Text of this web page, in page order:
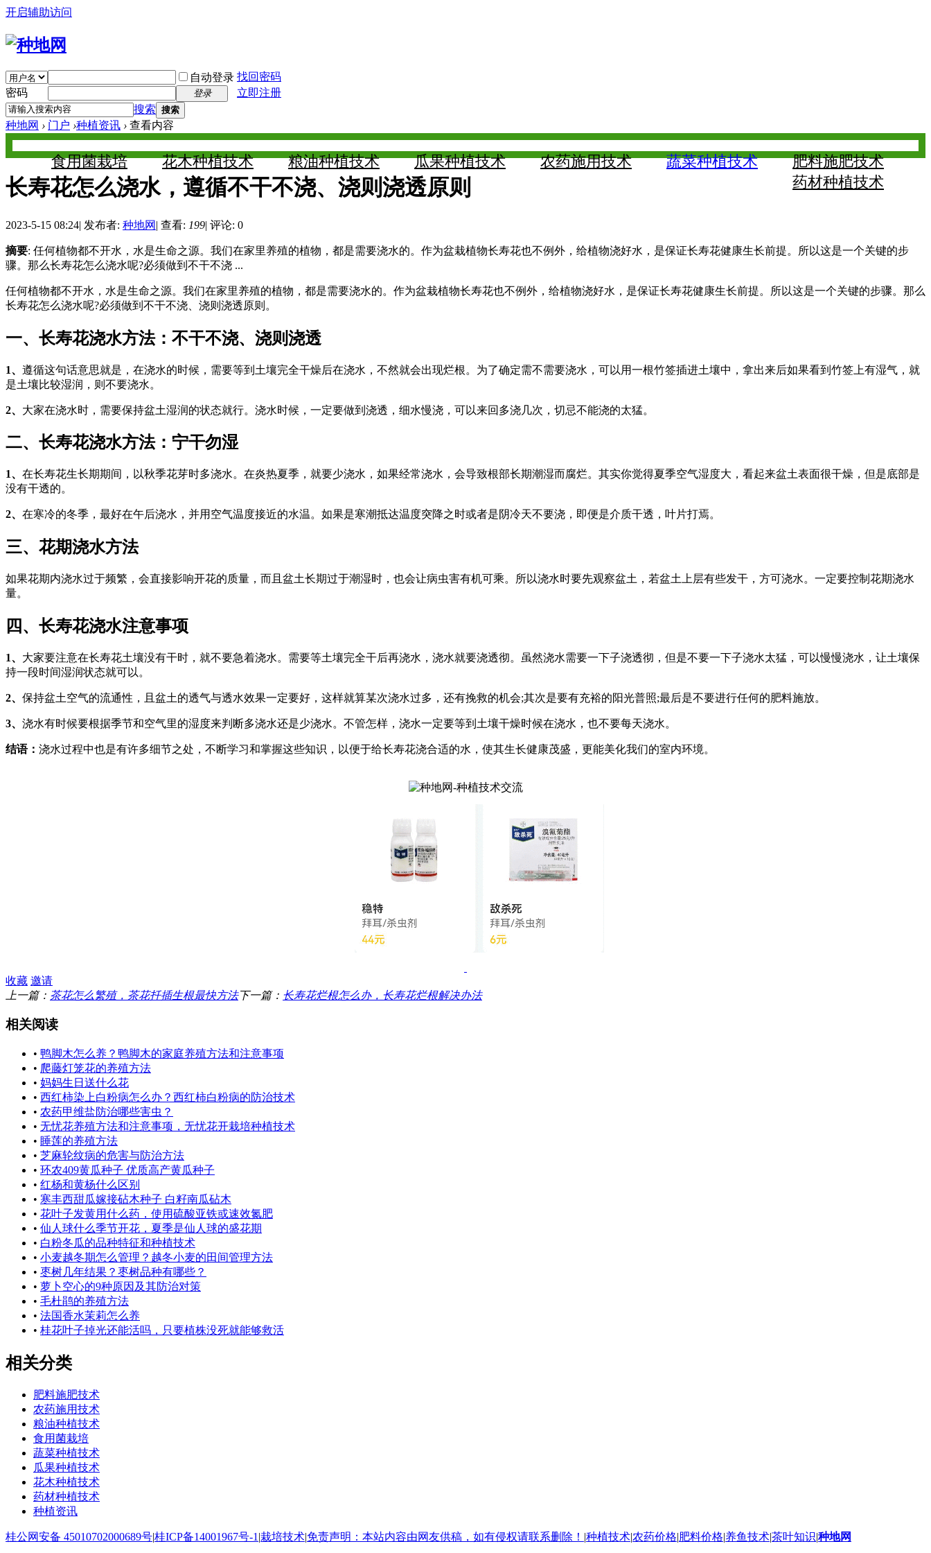
开启辅助访问
自动登录 找回密码
密码
登录
立即注册
搜索 搜索
种地网 › 门户 ›种植资讯 › 查看内容
肥料施肥技术
蔬菜种植技术
农药施用技术
瓜果种植技术
粮油种植技术
花木种植技术
食用菌栽培
药材种植技术
长寿花怎么浇水，遵循不干不浇、浇则浇透原则
2023-5-15 08:24| 发布者: 种地网 | 查看: 199| 评论: 0
摘要: 任何植物都不开水，水是生命之源。我们在家里养殖的植物，都是需要浇水的。作为盆栽植物长寿花也不例外，给植物浇好水，是保证长寿花健康生长前提。所以这是一个关键的步
骤。那么长寿花怎么浇水呢?必须做到不干不浇 ...
任何植物都不开水，水是生命之源。我们在家里养殖的植物，都是需要浇水的。作为盆栽植物长寿花也不例外，给植物浇好水，是保证长寿花健康生长前提。所以这是一个关键的步骤。那么
长寿花怎么浇水呢?必须做到不干不浇、浇则浇透原则。
一、长寿花浇水方法：不干不浇、浇则浇透
1、 遵循这句话意思就是，在浇水的时候，需要等到土壤完全干燥后在浇水，不然就会出现烂根。为了确定需不需要浇水，可以用一根竹签插进土壤中，拿出来后如果看到竹签上有湿气，就
是土壤比较湿润，则不要浇水。
2、 大家在浇水时，需要保持盆土湿润的状态就行。浇水时候，一定要做到浇透，细水慢浇，可以来回多浇几次，切忌不能浇的太猛。
二、长寿花浇水方法：宁干勿湿
1、 在长寿花生长期期间，以秋季花芽时多浇水。在炎热夏季，就要少浇水，如果经常浇水，会导致根部长期潮湿而腐烂。其实你觉得夏季空气湿度大，看起来盆土表面很干燥，但是底部是
没有干透的。
2、 在寒冷的冬季，最好在午后浇水，并用空气温度接近的水温。如果是寒潮抵达温度突降之时或者是阴冷天不要浇，即便是介质干透，叶片打焉。
三、花期浇水方法
如果花期内浇水过于频繁，会直接影响开花的质量，而且盆土长期过于潮湿时，也会让病虫害有机可乘。所以浇水时要先观察盆土，若盆土上层有些发干，方可浇水。一定要控制花期浇水
量。
四、长寿花浇水注意事项
1、 大家要注意在长寿花土壤没有干时，就不要急着浇水。需要等土壤完全干后再浇水，浇水就要浇透彻。虽然浇水需要一下子浇透彻，但是不要一下子浇水太猛，可以慢慢浇水，让土壤保
持一段时间湿润状态就可以。
2、 保持盆土空气的流通性，且盆土的透气与透水效果一定要好，这样就算某次浇水过多，还有挽救的机会;其次是要有充裕的阳光普照;最后是不要进行任何的肥料施放。
3、 浇水有时候要根据季节和空气里的湿度来判断多浇水还是少浇水。不管怎样，浇水一定要等到土壤干燥时候在浇水，也不要每天浇水。
结语： 浇水过程中也是有许多细节之处，不断学习和掌握这些知识，以便于给长寿花浇合适的水，使其生长健康茂盛，更能美化我们的室内环境。
收藏 邀请
上一篇： 茶花怎么繁殖，茶花扦插生根最快方法下一篇： 长寿花烂根怎么办，长寿花烂根解决办法
相关阅读
• 鸭脚木怎么养？鸭脚木的家庭养殖方法和注意事项
• 爬藤灯笼花的养殖方法
• 妈妈生日送什么花
• 西红柿染上白粉病怎么办？西红柿白粉病的防治技术
• 农药甲维盐防治哪些害虫？
• 无忧花养殖方法和注意事项，无忧花开栽培种植技术
• 睡莲的养殖方法
• 芝麻轮纹病的危害与防治方法
• 环农409黄瓜种子 优质高产黄瓜种子
• 红杨和黄杨什么区别
• 寒丰西甜瓜嫁接砧木种子 白籽南瓜砧木
• 花叶子发黄用什么药，使用硫酸亚铁或速效氮肥
• 仙人球什么季节开花，夏季是仙人球的盛花期
• 白粉冬瓜的品种特征和种植技术
• 小麦越冬期怎么管理？越冬小麦的田间管理方法
• 枣树几年结果？枣树品种有哪些？
• 萝卜空心的9种原因及其防治对策
• 毛杜鹃的养殖方法
• 法国香水茉莉怎么养
• 桂花叶子掉光还能活吗，只要植株没死就能够救活
相关分类
肥料施肥技术
农药施用技术
粮油种植技术
食用菌栽培
蔬菜种植技术
瓜果种植技术
花木种植技术
药材种植技术
种植资讯
桂公网安备 45010702000689号|桂ICP备14001967号-1 |栽培技术|免责声明：本站内容由网友供稿，如有侵权请联系删除！ |种植技术|农药价格|肥料价格|养鱼技术|茶叶知识|种地网